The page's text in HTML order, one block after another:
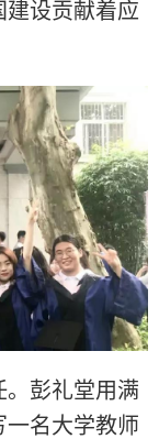
建设贡献着应
。彭礼堂用满
一名大学教师